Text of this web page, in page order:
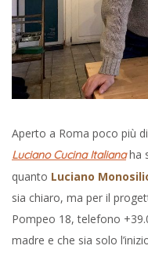
Aperto a Roma poco più
Luciano Cucina Italianaha
quanto Luciano
sia chiaro, ma per il
Pompeo 18, telefono
madre e che sia solo